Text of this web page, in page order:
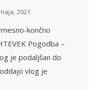
2021
končno
Pogodba –
je podaljšan do
vlog je